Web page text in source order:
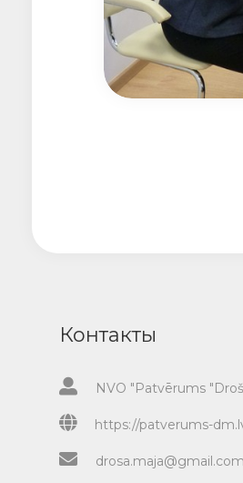
Контакты
NVO "Patvērums
https://patverums-
drosa.maja@gmail.com